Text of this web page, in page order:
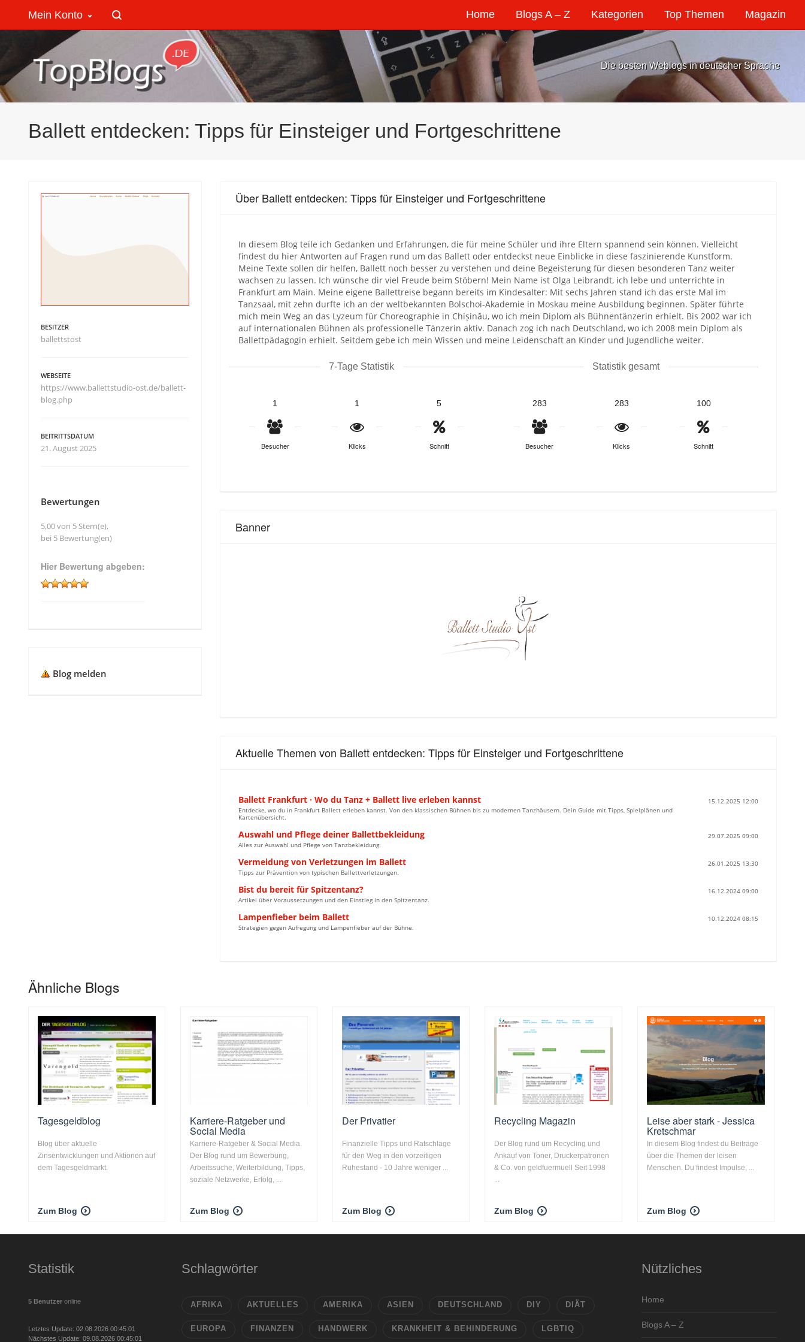
Home Blogs A – Z Kategorien Top Themen Magazin
Mein Konto
Die besten Weblogs in deutscher Sprache
Ballett entdecken: Tipps für Einsteiger und Fortgeschrittene
Über Ballett entdecken: Tipps für Einsteiger und Fortgeschrittene
In diesem Blog teile ich Gedanken und Erfahrungen, die für meine Schüler und ihre Eltern spannend sein können. Vielleicht
findest du hier Antworten auf Fragen rund um das Ballett oder entdeckst neue Einblicke in diese faszinierende Kunstform.
Meine Texte sollen dir helfen, Ballett noch besser zu verstehen und deine Begeisterung für diesen besonderen Tanz weiter
wachsen zu lassen. Ich wünsche dir viel Freude beim Stöbern! Mein Name ist Olga Leibrandt, ich lebe und unterrichte in
Frankfurt am Main. Meine eigene Ballettreise begann bereits im Kindesalter: Mit sechs Jahren stand ich das erste Mal im
Tanzsaal, mit zehn durfte ich an der weltbekannten Bolschoi-Akademie in Moskau meine Ausbildung beginnen. Später führte
mich mein Weg an das Lyzeum für Choreographie in Chișinău, wo ich mein Diplom als Bühnentänzerin erhielt. Bis 2002 war ich
auf internationalen Bühnen als professionelle Tänzerin aktiv. Danach zog ich nach Deutschland, wo ich 2008 mein Diplom als
Ballettpädagogin erhielt. Seitdem gebe ich mein Wissen und meine Leidenschaft an Kinder und Jugendliche weiter.
7-Tage Statistik
1
Besucher
1
Klicks
5
Schnitt
Statistik gesamt
283
Besucher
283
Klicks
100
Schnitt
Banner
Aktuelle Themen von Ballett entdecken: Tipps für Einsteiger und Fortgeschrittene
Ballett Frankfurt · Wo du Tanz + Ballett live erleben kannst
15.12.2025 12:00
Entdecke, wo du in Frankfurt Ballett erleben kannst. Von den klassischen Bühnen bis zu modernen Tanzhäusern. Dein Guide mit Tipps, Spielplänen und
Kartenübersicht.
Auswahl und Pflege deiner Ballettbekleidung
29.07.2025 09:00
Alles zur Auswahl und Pflege von Tanzbekleidung.
Vermeidung von Verletzungen im Ballett
26.01.2025 13:30
Tipps zur Prävention von typischen Ballettverletzungen.
Bist du bereit für Spitzentanz?
16.12.2024 09:00
Artikel über Voraussetzungen und den Einstieg in den Spitzentanz.
Lampenfieber beim Ballett
10.12.2024 08:15
Strategien gegen Aufregung und Lampenfieber auf der Bühne.
BESITZER
ballettstost
WEBSEITE
https://www.ballettstudio-ost.de/ballett-
blog.php
BEITRITTSDATUM
21. August 2025
Bewertungen
5,00 von 5 Stern(e),
bei 5 Bewertung(en)
Hier Bewertung abgeben:
Blog melden
Ähnliche Blogs
Tagesgeldblog
Blog über aktuelle
Zinsentwicklungen und Aktionen auf
dem Tagesgeldmarkt.
Zum Blog
Karriere-Ratgeber und
Social Media
Karriere-Ratgeber & Social Media.
Der Blog rund um Bewerbung,
Arbeitssuche, Weiterbildung, Tipps,
soziale Netzwerke, Erfolg, ...
Zum Blog
Der Privatier
Finanzielle Tipps und Ratschläge
für den Weg in den vorzeitigen
Ruhestand - 10 Jahre weniger ...
Zum Blog
Recycling Magazin
Der Blog rund um Recycling und
Ankauf von Toner, Druckerpatronen
& Co. von geldfuermuell Seit 1998
...
Zum Blog
Leise aber stark - Jessica
Kretschmar
In diesem Blog findest du Beiträge
über die Themen der leisen
Menschen. Du findest Impulse, ...
Zum Blog
Statistik
5 Benutzer online
Letztes Update: 02.08.2026 00:45:01
Nächstes Update: 09.08.2026 00:45:01
Schlagwörter
AFRIKA AKTUELLES AMERIKA ASIEN DEUTSCHLAND DIY DIÄT
EUROPA FINANZEN HANDWERK KRANKHEIT & BEHINDERUNG LGBTIQ
Nützliches
Home
Blogs A – Z